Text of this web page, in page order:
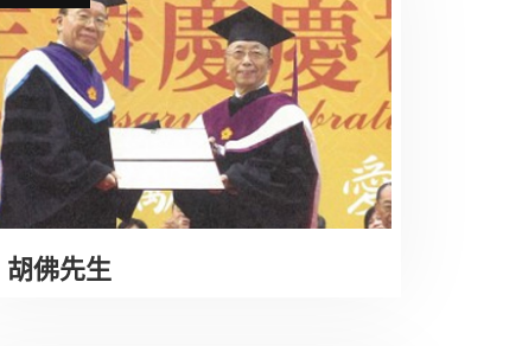
胡佛先生